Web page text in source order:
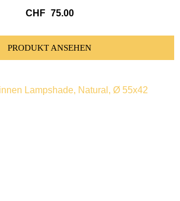
CHF 75.00
PRODUKT ANSEHEN